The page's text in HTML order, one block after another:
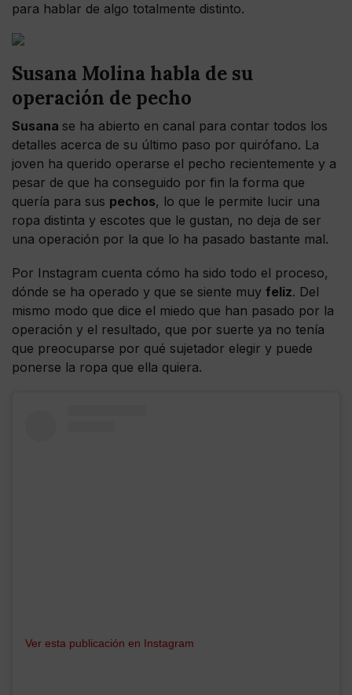
para hablar de algo totalmente distinto.
Susana Molina habla de su
operación de pecho
Susana se ha abierto en canal para contar todos los
detalles acerca de su último paso por quirófano. La
joven ha querido operarse el pecho recientemente y a
pesar de que ha conseguido por fin la forma que
quería para sus pechos, lo que le permite lucir una
ropa distinta y escotes que le gustan, no deja de ser
una operación por la que lo ha pasado bastante mal.
Por Instagram cuenta cómo ha sido todo el proceso,
dónde se ha operado y que se siente muy feliz. Del
mismo modo que dice el miedo que han pasado por la
operación y el resultado, que por suerte ya no tenía
que preocuparse por qué sujetador elegir y puede
ponerse la ropa que ella quiera.
Ver esta publicación en Instagram